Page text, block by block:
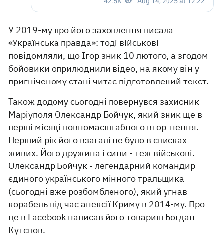
У 2019-му про його захоплення писала
«Українська правда»: тоді військові
повідомляли, що Ігор зник 10 лютого, а згодом
бойовики оприлюднили відео, на якому він у
пригніченому стані читає підготовлений текст.
Також додому сьогодні повернувся захисник
Маріуполя Олександр Бойчук, який зник ще в
перші місяці повномасштабного вторгнення.
Перший рік його взагалі не було в списках
живих. Його дружина і сини - теж військові.
Олександр Бойчук - легендарний командир
єдиного українського мінного тральщика
(сьогодні вже розбомбленого), який угнав
корабель під час анексії Криму в 2014-му. Про
це в Facеbook написав його товариш Богдан
Кутєпов.